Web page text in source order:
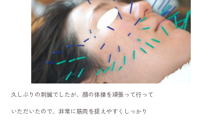
久しぶりの刺鍼でしたが、顔の体操を頑張って行って
いただいたので、非常に筋肉を捉えやすくしっかり